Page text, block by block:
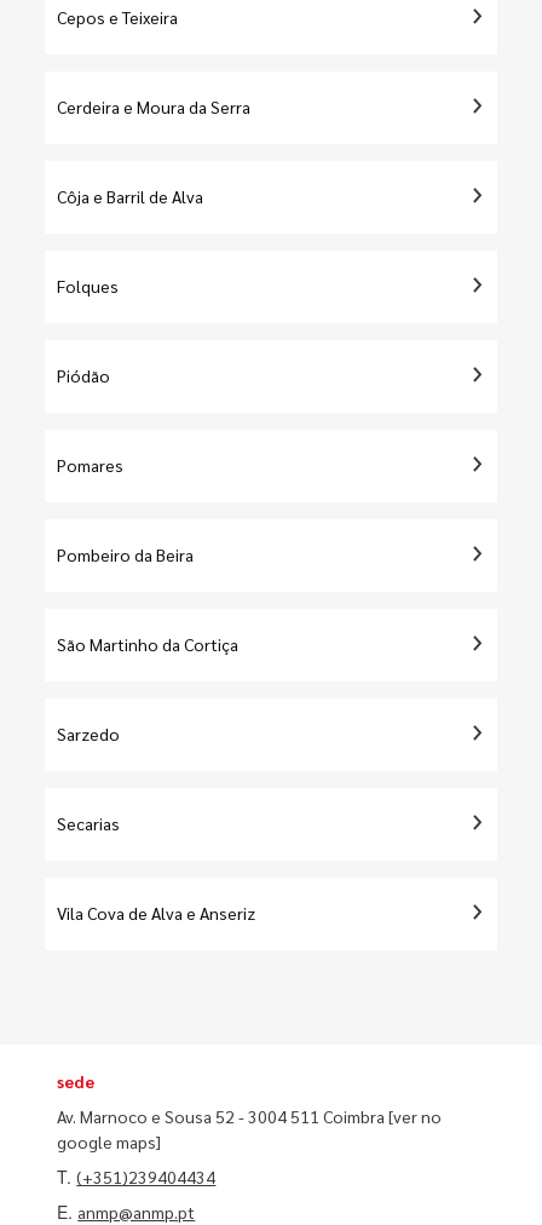
Cepos e Teixeira
Cerdeira e Moura da Serra
Côja e Barril de Alva
Folques
Piódão
Pomares
Pombeiro da Beira
São Martinho da Cortiça
Sarzedo
Secarias
Vila Cova de Alva e Anseriz
sede
Av. Marnoco e Sousa 52 - 3004 511 Coimbra[ver no
google maps]
T.(+351)239404434
E. anmp@anmp.pt